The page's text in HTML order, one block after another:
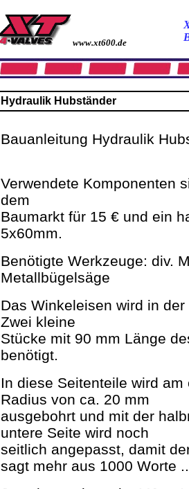
www.xt600.de
Hydraulik Hubständer
Bauanleitung Hydraulik
Verwendete Komponenten
dem
Baumarkt für 15 € und ein
5x60mm.
Benötigte Werkzeuge: div.
Metallbügelsäge
Das Winkeleisen wird in
Zwei kleine
Stücke mit 90 mm Länge
benötigt.
In diese Seitenteile wird
Radius von ca. 20 mm
ausgebohrt und mit der
untere Seite wird noch
seitlich angepasst, damit
sagt mehr aus 1000 Worte